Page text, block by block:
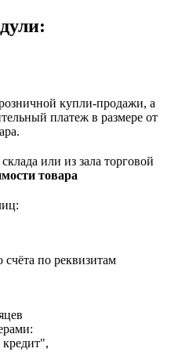
купли-продажи, a
платеж в размере от
или из зала торговой
товара
счёта по реквизитам